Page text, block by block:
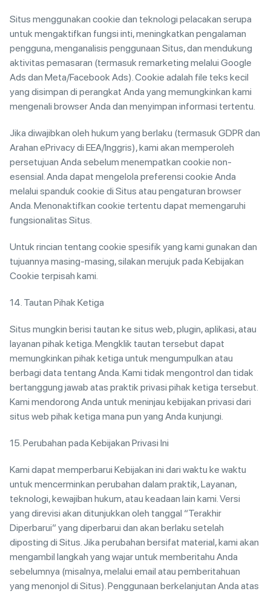
Situs menggunakan cookie dan teknologi pelacakan serupa
untuk mengaktifkan fungsi inti, meningkatkan pengalaman
pengguna, menganalisis penggunaan Situs, dan mendukung
aktivitas pemasaran (termasuk remarketing melalui Google
Ads dan Meta/Facebook Ads). Cookie adalah file teks kecil
yang disimpan di perangkat Anda yang memungkinkan kami
mengenali browser Anda dan menyimpan informasi tertentu.
Jika diwajibkan oleh hukum yang berlaku (termasuk GDPR dan
Arahan ePrivacy di EEA/Inggris), kami akan memperoleh
persetujuan Anda sebelum menempatkan cookie non-
esensial. Anda dapat mengelola preferensi cookie Anda
melalui spanduk cookie di Situs atau pengaturan browser
Anda. Menonaktifkan cookie tertentu dapat memengaruhi
fungsionalitas Situs.
Untuk rincian tentang cookie spesifik yang kami gunakan dan
tujuannya masing-masing, silakan merujuk pada Kebijakan
Cookie terpisah kami.
14. Tautan Pihak Ketiga
Situs mungkin berisi tautan ke situs web, plugin, aplikasi, atau
layanan pihak ketiga. Mengklik tautan tersebut dapat
memungkinkan pihak ketiga untuk mengumpulkan atau
berbagi data tentang Anda. Kami tidak mengontrol dan tidak
bertanggung jawab atas praktik privasi pihak ketiga tersebut.
Kami mendorong Anda untuk meninjau kebijakan privasi dari
situs web pihak ketiga mana pun yang Anda kunjungi.
15. Perubahan pada Kebijakan Privasi Ini
Kami dapat memperbarui Kebijakan ini dari waktu ke waktu
untuk mencerminkan perubahan dalam praktik, Layanan,
teknologi, kewajiban hukum, atau keadaan lain kami. Versi
yang direvisi akan ditunjukkan oleh tanggal “Terakhir
Diperbarui” yang diperbarui dan akan berlaku setelah
diposting di Situs. Jika perubahan bersifat material, kami akan
mengambil langkah yang wajar untuk memberitahu Anda
sebelumnya (misalnya, melalui email atau pemberitahuan
yang menonjol di Situs). Penggunaan berkelanjutan Anda atas